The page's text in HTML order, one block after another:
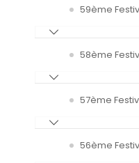
59ème
58ème
57ème
56ème